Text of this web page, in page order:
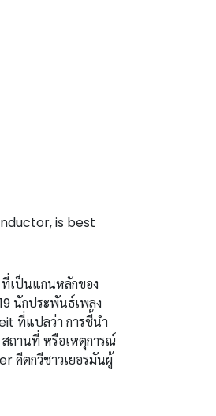
is best
เป็นแกนหลักของ
นักประพันธ์เพลง
ที่แปลว่า การชี้นำ
ถานที่ หรือเหตุการณ์
คีตกวีชาวเยอรมันผู้